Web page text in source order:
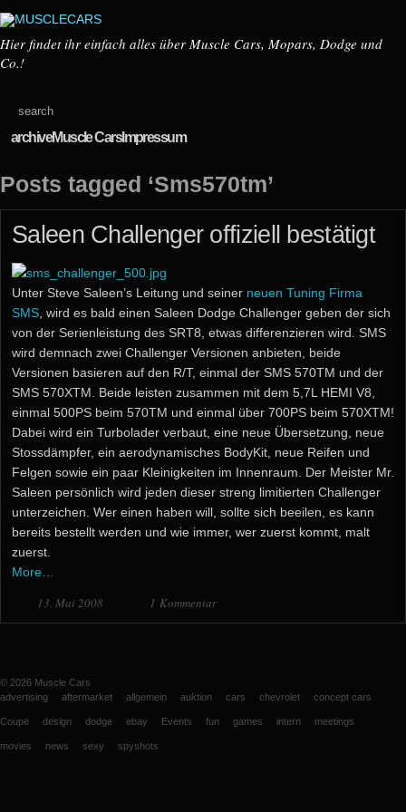
Hier findet ihr einfach alles über Muscle Cars, Mopars, Dodge und
Co.!
archiveMuscle CarsImpressum
Posts tagged ‘Sms570tm’
Saleen Challenger offiziell bestätigt
Unter Steve Saleen’s Leitung und seiner neuen Tuning Firma
SMS , wird es bald einen Saleen Dodge Challenger geben der sich
von der Serienleistung des SRT8, etwas differenzieren wird. SMS
wird demnach zwei Challenger Versionen anbieten, beide
Versionen basieren auf den R/T, einmal der SMS 570TM und der
SMS 570XTM. Beide leisten zusammen mit dem 5,7L HEMI V8,
einmal 500PS beim 570TM und einmal über 700PS beim 570XTM!
Dabei wird ein Turbolader verbaut, eine neue Übersetzung, neue
Stossdämpfer, ein aerodynamisches BodyKit, neue Reifen und
Felgen sowie ein paar Kleinigkeiten im Innenraum. Der Meister Mr.
Saleen persönlich wird jeden dieser streng limitierten Challenger
unterzeichen. Wer einen haben will, sollte sich beeilen, es kann
bereits bestellt werden und wie immer, wer zuerst kommt, malt
zuerst.
More…
13. Mai 2008 1 Kommentar
© 2026 Muscle Cars
advertising
aftermarket allgemein auktion cars chevrolet concept cars
Coupe design dodge ebay Events fun games intern meetings
movies news sexy spyshots